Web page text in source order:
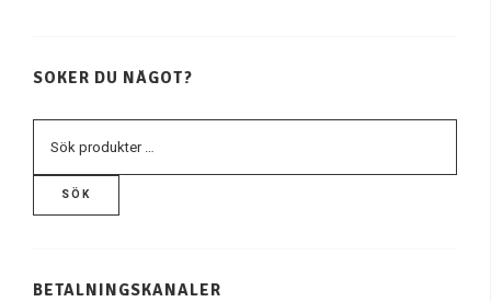
SÖKER DU NÅGOT?
SÖK
BETALNINGSKANALER